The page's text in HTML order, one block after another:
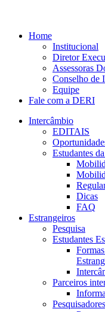
Home
Institucional
Diretor
Assessoras
Conselho de
Equipe
Fale com a DERI
Intercâmbio
EDITAIS
Estudantes
Dicas
FAQ
Estrangeiros
Pesquisa
Estudantes
Parceiros